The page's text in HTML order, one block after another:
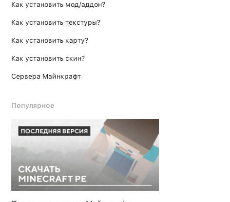
Как установить мод/аддон?
Как установить текстуры?
Как установить карту?
Как установить скин?
Сервера Майнкрафт
Популярное